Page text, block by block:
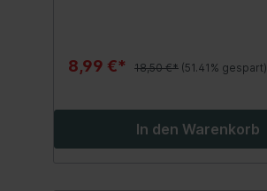
8,99 €* 18,50 €* (51.41% gespart)
In den Warenkorb